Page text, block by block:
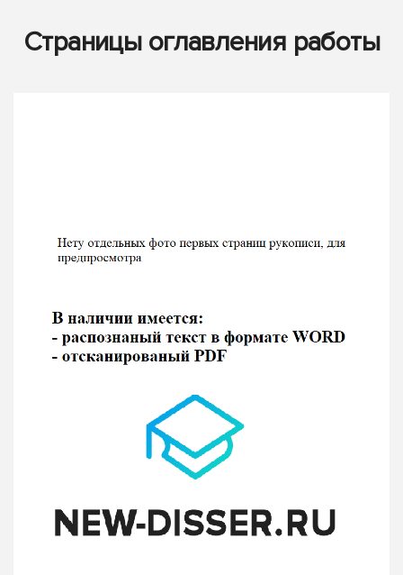
Страницы оглавления работы